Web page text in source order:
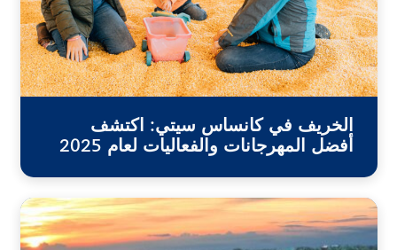
الخريف في كانساس سيتي: اكتشف
أفضل المهرجانات والفعاليات لعام 2025